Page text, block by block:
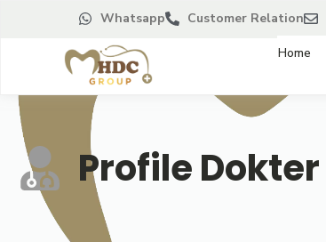
Whatsapp Customer Relation
Home
Profile Dokter